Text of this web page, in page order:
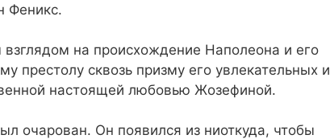
Феникс.
на происхождение Наполеона и его
престолу сквозь призму его увлекательных и
настоящей любовью Жозефиной.
очарован. Он появился из ниоткуда, чтобы